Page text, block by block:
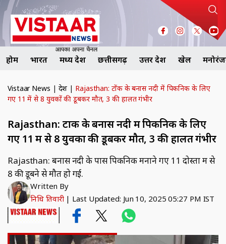
होम भारत मध्य प्रदेश छत्तीसगढ़ उत्तर प्रदेश खेल
Vistaar News | देश | Rajasthan: टोंक के बनास नदी में पिकनिक के लिए
गए 11 में से 8 युवकों की डूबकर मौत, 3 की हालत गंभीर
Rajasthan: टोंक के बनास नदी में पिकनिक के लिए
गए 11 में से 8 युवकों की डूबकर मौत, 3 की हालत गंभीर
Rajasthan: बनास नदी के पास पिकनिक मनाने गए 11 दोस्तों में से
8 की डूबने से मौत हो गई.
Written By
निधि तिवारी| Last Updated: Jun 10, 2025 05:27 PM IST